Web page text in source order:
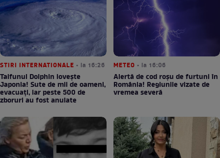
STIRI INTERNATIONALE • la 16:26
Taifunul Dolphin lovește
Japonia! Sute de mii de oameni,
evacuați, iar peste 500 de
zboruri au fost anulate
METEO • la 16:06
Alertă de cod roșu de furtuni în
România! Regiunile vizate de
vremea severă